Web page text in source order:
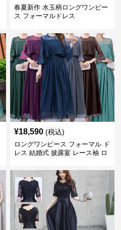
春夏新作 水玉柄ロングワンピー
ス フォーマルドレス
¥18,590 (税込)
ロングワンピース フォーマル ド
レス 結婚式 披露宴 レース袖 ロ